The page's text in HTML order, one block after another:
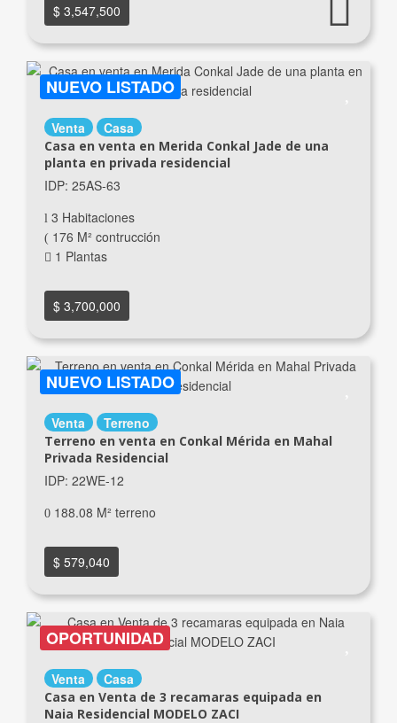
$ 3,547,500
NUEVO LISTADO
Venta Casa
Casa en venta en Merida Conkal Jade de una
planta en privada residencial
IDP: 25AS-63
3 Habitaciones
176 M² contrucción
1 Plantas
$ 3,700,000
NUEVO LISTADO
Venta Terreno
Terreno en venta en Conkal Mérida en Mahal
Privada Residencial
IDP: 22WE-12
188.08 M² terreno
$ 579,040
OPORTUNIDAD
Venta Casa
Casa en Venta de 3 recamaras equipada en
Naia Residencial MODELO ZACI